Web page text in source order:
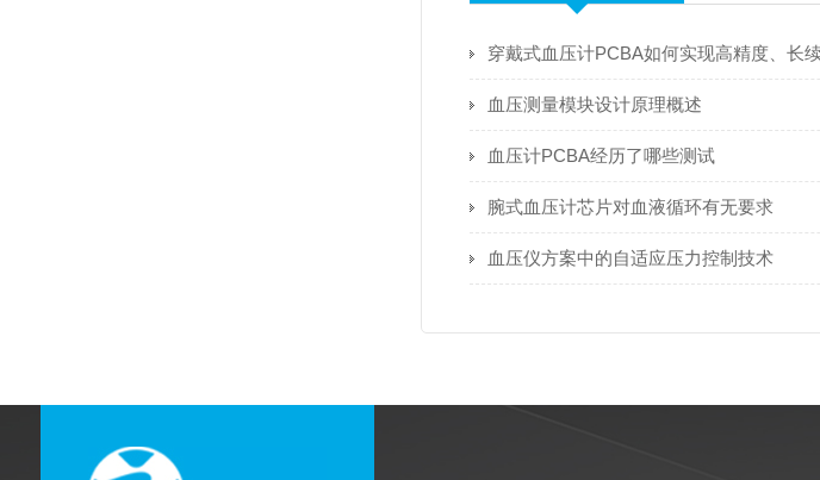
血压测量模块设计原理概述
血压计PCBA经历了哪些测试
腕式血压计芯片对血液循环有无要求
血压仪方案中的自适应压力控制技术